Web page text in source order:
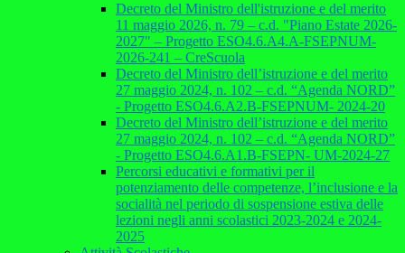
Decreto del Ministro dell'istruzione e del merito
11 maggio 2026, n. 79 – c.d. "Piano Estate 2026-
2027" – Progetto ESO4.6.A4.A-FSEPNUM-
2026-241 – CreScuola
Decreto del Ministro dell’istruzione e del merito
27 maggio 2024, n. 102 – c.d. “Agenda NORD”
- Progetto ESO4.6.A2.B-FSEPNUM- 2024-20
Decreto del Ministro dell’istruzione e del merito
27 maggio 2024, n. 102 – c.d. “Agenda NORD”
- Progetto ESO4.6.A1.B-FSEPN- UM-2024-27
Percorsi educativi e formativi per il
potenziamento delle competenze, l’inclusione e la
socialità nel periodo di sospensione estiva delle
lezioni negli anni scolastici 2023-2024 e 2024-
2025